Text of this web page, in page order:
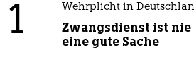
1 Wehrplicht in
Zwangsdienst ist
eine gute Sache